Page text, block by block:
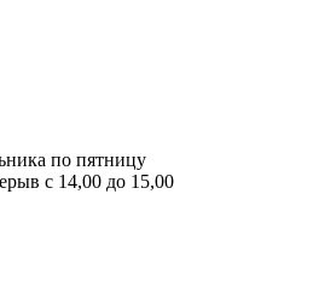
по пятницу
с 14,00 до 15,00